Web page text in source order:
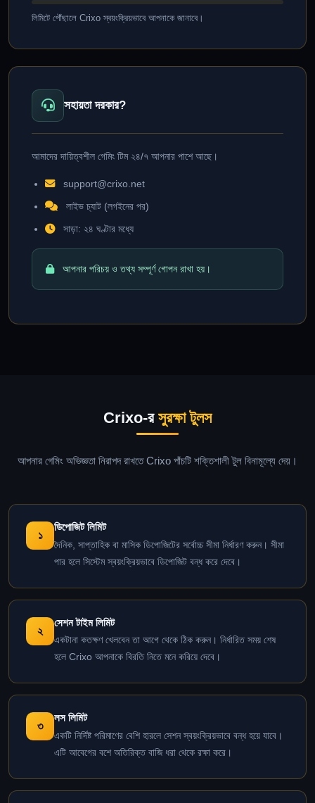
লিমিটে পৌঁছালে Crixo স্বয়ংক্রিয়ভাবে আপনাকে জানাবে।
সহায়তা দরকার?
আমাদের দায়িত্বশীল গেমিং টিম ২৪/৭ আপনার পাশে আছে।
support@crixo.net
লাইভ চ্যাট (লগইনের পর)
সাড়া: ২৪ ঘণ্টার মধ্যে
আপনার পরিচয় ও তথ্য সম্পূর্ণ গোপন রাখা হয়।
Crixo-র সুরক্ষা টুলস
আপনার গেমিং অভিজ্ঞতা নিরাপদ রাখতে Crixo পাঁচটি শক্তিশালী টুল বিনামূল্যে দেয়।
১
ডিপোজিট লিমিট
দৈনিক, সাপ্তাহিক বা মাসিক ডিপোজিটের সর্বোচ্চ সীমা নির্ধারণ করুন। সীমা
পার হলে সিস্টেম স্বয়ংক্রিয়ভাবে ডিপোজিট বন্ধ করে দেবে।
২
সেশন টাইম লিমিট
একটানা কতক্ষণ খেলবেন তা আগে থেকে ঠিক করুন। নির্ধারিত সময় শেষ
হলে Crixo আপনাকে বিরতি নিতে মনে করিয়ে দেবে।
৩
লস লিমিট
একটি নির্দিষ্ট পরিমাণের বেশি হারলে সেশন স্বয়ংক্রিয়ভাবে বন্ধ হয়ে যাবে।
এটি আবেগের বশে অতিরিক্ত বাজি ধরা থেকে রক্ষা করে।